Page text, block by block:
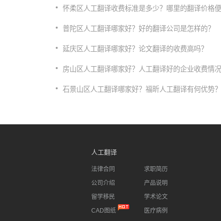
怀柔区人工翻译收费标准是多少？哪里的翻译价格
普陀区人工翻译哪家好？好的翻译公司是怎样的？
延庆区人工翻译哪家好？论文翻译的收费高吗？
房山区人工翻译哪家好？人工翻译好的企业收费情
石景山区人工翻译哪家好？福昕人工翻译有何优势？
人工翻译
法律合同
公司介绍
留学移民
CAD图纸
求职简历
产品说明
学术论文
医疗病例